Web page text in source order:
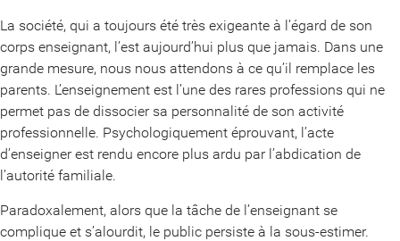
La société, qui a toujours été très exigeante à l’égard de son
corps enseignant, l’est aujourd’hui plus que jamais. Dans une
grande mesure, nous nous attendons à ce qu’il remplace les
parents. L’enseignement est l’une des rares professions qui ne
permet pas de dissocier sa personnalité de son activité
professionnelle. Psychologiquement éprouvant, l’acte
d’enseigner est rendu encore plus ardu par l’abdication de
l’autorité familiale.
Paradoxalement, alors que la tâche de l’enseignant se
complique et s’alourdit, le public persiste à la sous-estimer.